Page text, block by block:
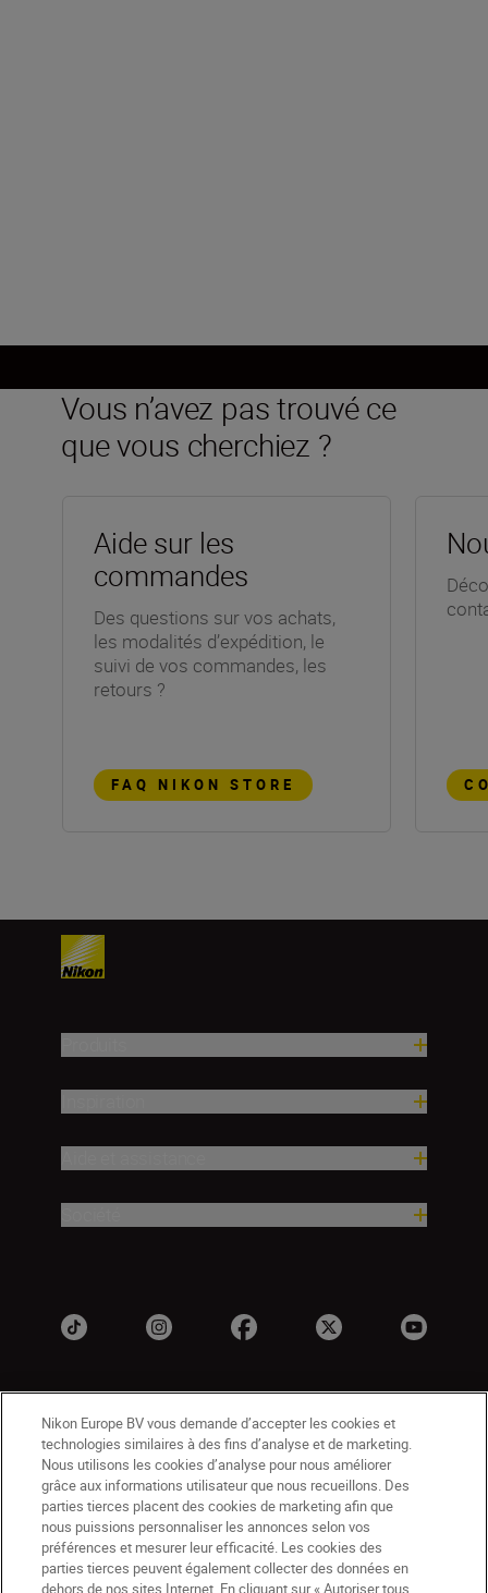
Vous n’avez pas trouvé ce
que vous cherchiez ?
Aide sur les
commandes
Des questions sur vos achats,
les modalités d’expédition, le
suivi de vos commandes, les
retours ?
FAQ NIKON STORE
CH Nikon Sites
Contactez-nous
Avis de confidentialité
Conditions d’utilisation
Nikon Europe BV vous demande d’accepter les cookies et
technologies similaires à des fins d’analyse et de marketing.
Nous utilisons les cookies d’analyse pour nous améliorer
grâce aux informations utilisateur que nous recueillons. Des
parties tierces placent des cookies de marketing afin que
nous puissions personnaliser les annonces selon vos
préférences et mesurer leur efficacité. Les cookies des
parties tierces peuvent également collecter des données en
dehors de nos sites Internet. En cliquant sur « Autoriser tous